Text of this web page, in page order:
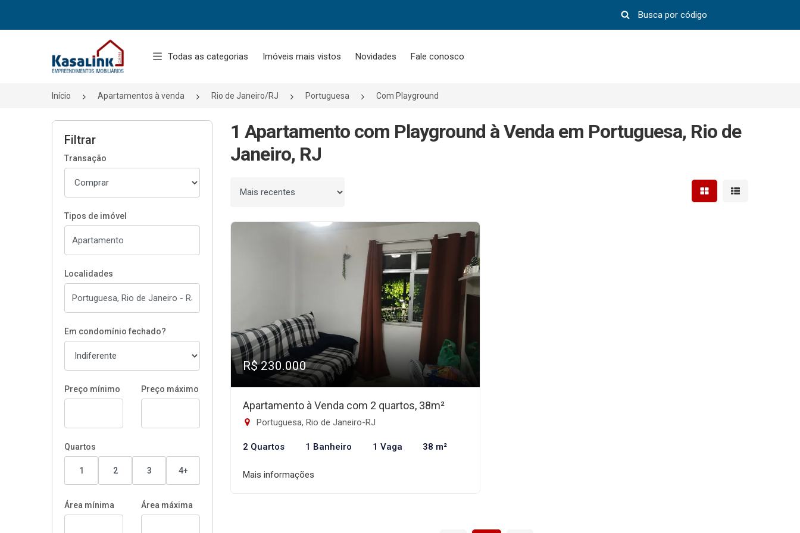
Página inicial
Todas as categorias Imóveis mais vistos Novidades Fale conosco
Início Apartamentos à venda Rio de Janeiro/RJ Portuguesa Com Playground
Filtrar
Transação
Tipos de imóvel
Localidades
Em condomínio fechado?
Preço mínimo Preço máximo
Quartos
1 2 3 4+
Área mínima Área máxima
1 Apartamento com Playground à Venda em Portuguesa, Rio de
Janeiro, RJ
Ordenar por Mostrar resultados em
Mostrar
R$ 230.000
Apartamento à Venda com 2 quartos, 38m²
Portuguesa, Rio de Janeiro-RJ
2 Quartos 1 Banheiro 1 Vaga 38 m²
Mais informações